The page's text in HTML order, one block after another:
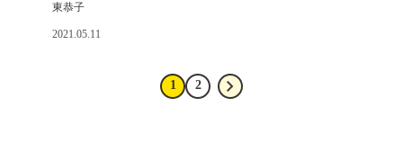
東恭子
2021.05.11
1 2